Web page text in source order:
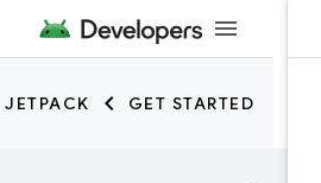
GET STARTED
JETPACK